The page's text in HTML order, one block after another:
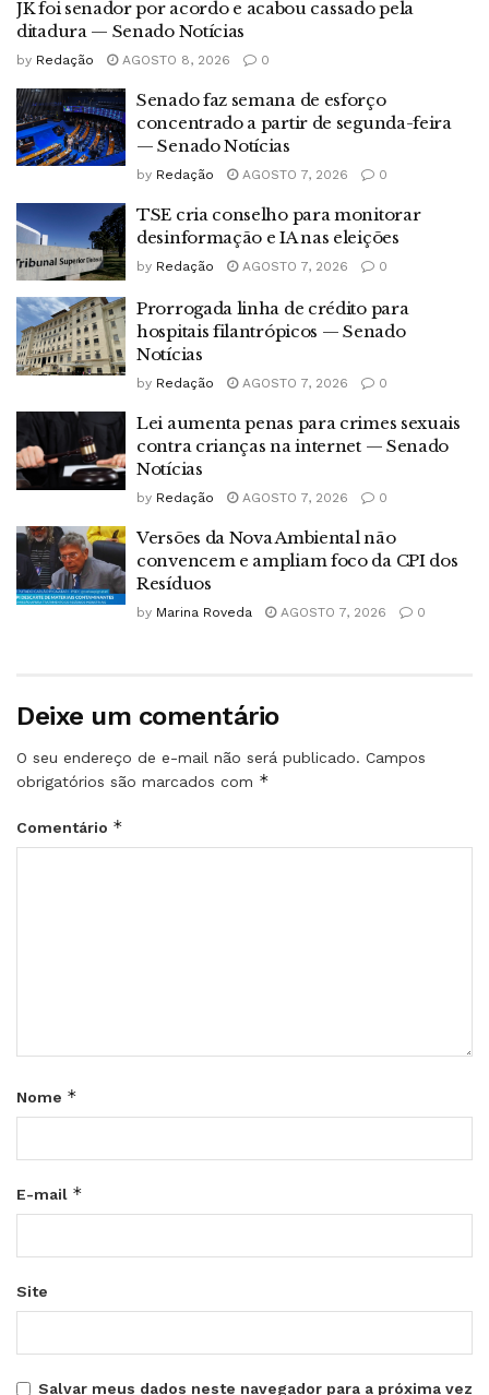
JK foi senador por acordo e acabou cassado pela
ditadura — Senado Notícias
by Redação AGOSTO 8, 2026 0
Senado faz semana de esforço
concentrado a partir de segunda-feira
— Senado Notícias
by Redação AGOSTO 7, 2026 0
TSE cria conselho para monitorar
desinformação e IA nas eleições
by Redação AGOSTO 7, 2026 0
Prorrogada linha de crédito para
hospitais filantrópicos — Senado
Notícias
by Redação AGOSTO 7, 2026 0
Lei aumenta penas para crimes sexuais
contra crianças na internet — Senado
Notícias
by Redação AGOSTO 7, 2026 0
Versões da Nova Ambiental não
convencem e ampliam foco da CPI dos
Resíduos
by Marina Roveda AGOSTO 7, 2026 0
Deixe um comentário
O seu endereço de e-mail não será publicado. Campos
obrigatórios são marcados com *
Comentário *
Nome *
E-mail *
Site
Salvar meus dados neste navegador para a próxima vez